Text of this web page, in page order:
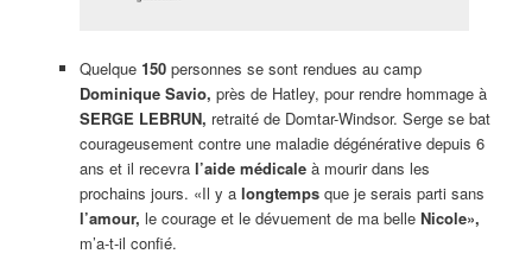
Quelque 150personnes se sont rendues au camp
Dominique Savio, près de Hatley, pour rendre hommage à
SERGE LEBRUN, retraité de Domtar-Windsor. Serge se bat
courageusement contre une maladie dégénérative depuis 6
ans et il recevra l’aide médicaleà mourir dans les
prochains jours. «Il y a longtempsque je serais parti sans
l’amour, le courage et le dévuement de ma belle Nicole»,
m’a-t-il confié.